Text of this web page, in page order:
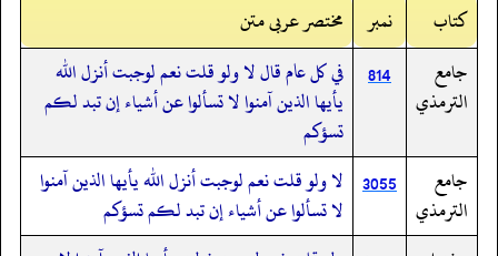
کتاب
نمبر
مختصر عربی متن
جامع
الترمذي
814
في كل عام قال لا ولو قلت نعم لوجبت أنزل الله
يأيها الذين آمنوا لا تسألوا عن أشياء إن تبد لكم
تسؤكم
جامع
الترمذي
3055 لا ولو قلت نعم لوجبت أنزل الله يأيها الذين آمنوا
لا تسألوا عن أشياء إن تبد لكم تسؤكم